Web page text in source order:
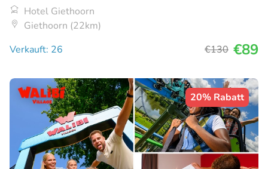
Hotel Giethoorn
Giethoorn (22km)
Verkauft: 26
€130 €89
20% Rabatt